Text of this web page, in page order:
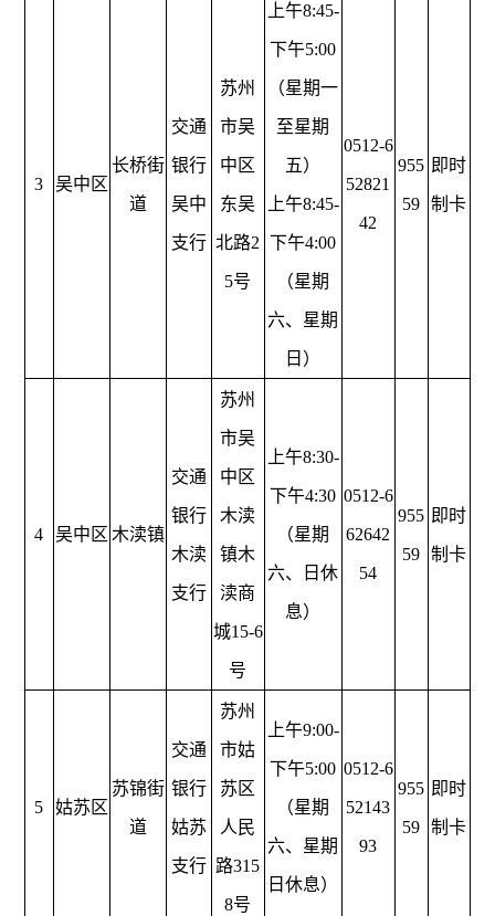
3 吴中区
长桥街
道
交通
银行
吴中
支行
苏州
市吴
中区
东吴
北路2
5号
上午8:45-
下午5:00
（星期一
至星期
五）
上午8:45-
下午4:00
（星期
六、星期
日）
0512-6
52821
42
955
59
即时
制卡
4 吴中区 木渎镇
交通
银行
木渎
支行
苏州
市吴
中区
木渎
镇木
渎商
城15-6
号
上午8:30-
下午4:30
（星期
六、日休
息）
0512-6
62642
54
955
59
即时
制卡
5 姑苏区
苏锦街
道
交通
银行
姑苏
支行
苏州
市姑
苏区
人民
路315
8号
上午9:00-
下午5:00
（星期
六、星期
日休息）
0512-6
52143
93
955
59
即时
制卡